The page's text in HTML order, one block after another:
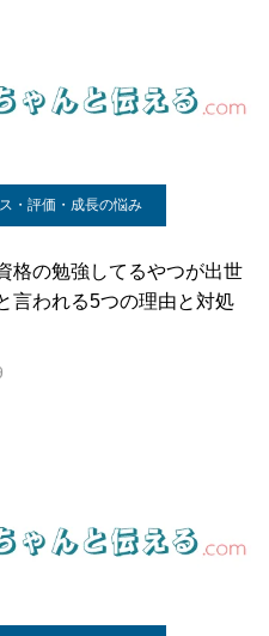
・評価・成長の悩み
格の勉強してるやつが出世
言われる5つの理由と対処